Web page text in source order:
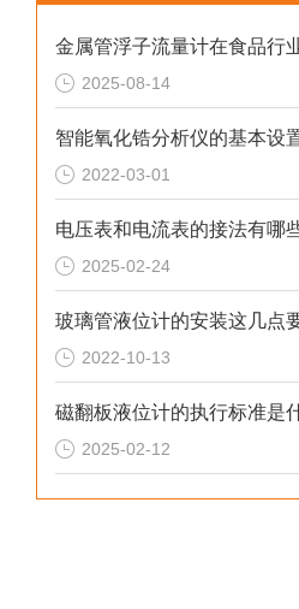
金属管浮子流量计在食品行
2025-08-14
2022-03-01
电压表和电流表的接法有哪
2025-02-24
玻璃管液位计的安装这几点
2022-10-13
磁翻板液位计的执行标准是
2025-02-12